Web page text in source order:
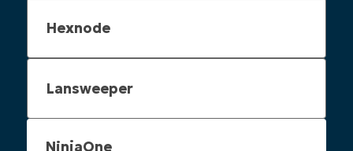
NinjaOne